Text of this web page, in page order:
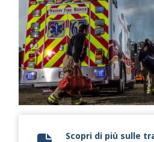
Scopri di più sulle